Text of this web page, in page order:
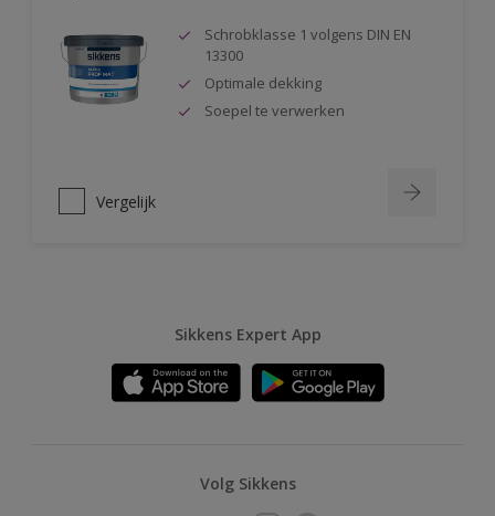
Schrobklasse 1 volgens DIN EN
13300
Optimale dekking
Soepel te verwerken
Vergelijk
Sikkens Expert App
Volg Sikkens